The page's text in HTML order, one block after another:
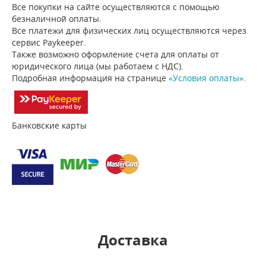
Все покупки на сайте осуществляются с помощью
безналичной оплаты.
Все платежи для физических лиц осуществляются через
сервис Paykeeper.
Также возможно оформление счета для оплаты от
юридического лица (мы работаем с НДС).
Подробная информация на странице «Условия оплаты».
Банковские карты
Доставка